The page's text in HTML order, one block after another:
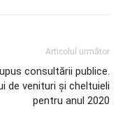
Articolul următor
consultării publice.
de venituri și cheltuieli
pentru anul 2020